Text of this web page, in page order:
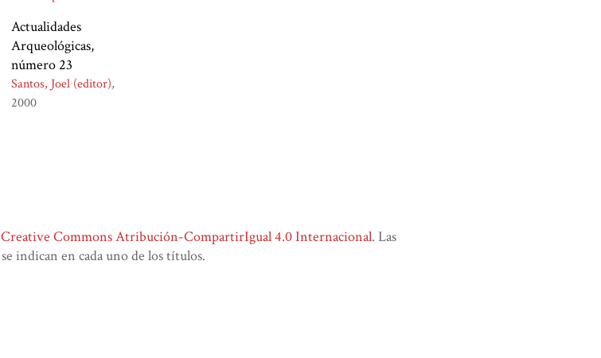
Actualidades
Arqueológicas,
número 23
Santos, Joel (editor)
2000
Creative Commons Atribución-CompartirIgual 4.0 Internacional. Las
indican en cada uno de los títulos.